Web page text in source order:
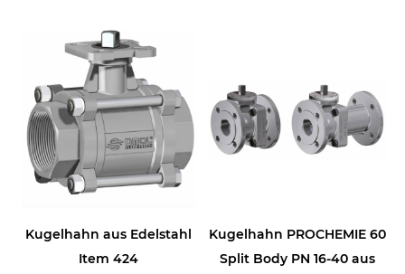
Kugelhahn aus Edelstahl
Item 424
Kugelhahn PROCHEMIE 60
Split Body PN 16-40 aus